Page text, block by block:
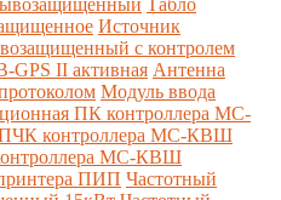
Источник
с контролем
GPS II активная Антенна
Модуль ввода
ПК контроллера МС-
ПЧК контроллера МС-КВШ
МС-КВШ
принтера ПИП Частотный